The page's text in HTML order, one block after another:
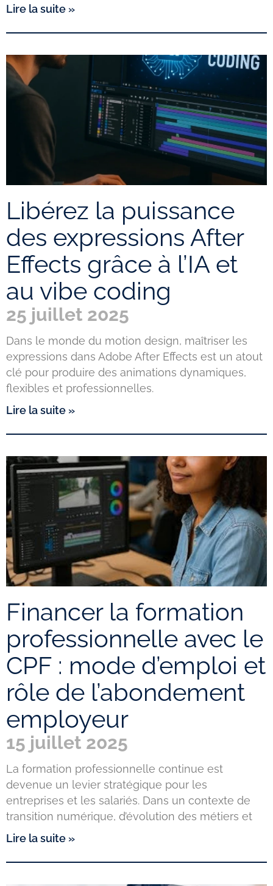
Lire la suite »
Libérez la puissance
des expressions After
Effects grâce à l’IA et
au vibe coding
25 juillet 2025
Dans le monde du motion design, maîtriser les
expressions dans Adobe After Effects est un atout
clé pour produire des animations dynamiques,
flexibles et professionnelles.
Lire la suite »
Financer la formation
professionnelle avec le
CPF : mode d’emploi et
rôle de l’abondement
employeur
15 juillet 2025
La formation professionnelle continue est
devenue un levier stratégique pour les
entreprises et les salariés. Dans un contexte de
transition numérique, d’évolution des métiers et
Lire la suite »